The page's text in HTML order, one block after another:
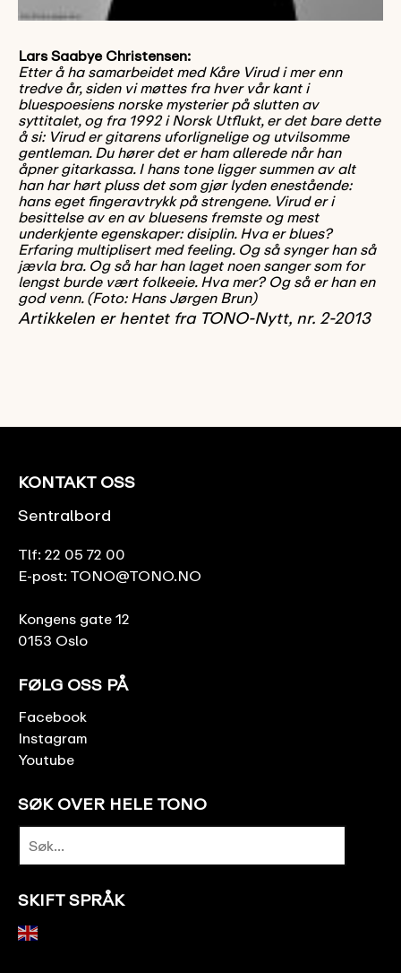
Lars Saabye Christensen:
Etter å ha samarbeidet med Kåre Virud i mer enn
tredve år, siden vi møttes fra hver vår kant i
bluespoesiens norske mysterier på slutten av
syttitalet, og fra 1992 i Norsk Utflukt, er det bare dette
å si: Virud er gitarens uforlignelige og utvilsomme
gentleman. Du hører det er ham allerede når han
åpner gitarkassa. I hans tone ligger summen av alt
han har hørt pluss det som gjør lyden enestående:
hans eget fingeravtrykk på strengene. Virud er i
besittelse av en av bluesens fremste og mest
underkjente egenskaper: disiplin. Hva er blues?
Erfaring multiplisert med feeling. Og så synger han så
jævla bra. Og så har han laget noen sanger som for
lengst burde vært folkeeie. Hva mer? Og så er han en
god venn. (Foto: Hans Jørgen Brun)
Artikkelen er hentet fra TONO-Nytt, nr. 2-2013
KONTAKT OSS
Sentralbord
Tlf: 22 05 72 00
E-post: TONO@TONO.NO
Kongens gate 12
0153 Oslo
FØLG OSS PÅ
Facebook
Instagram
Youtube
SØK OVER HELE TONO
SKIFT SPRÅK